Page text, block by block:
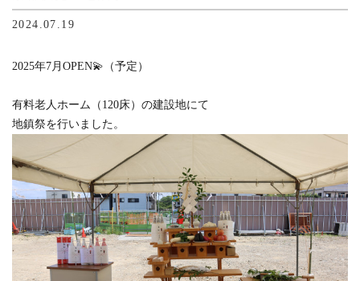
2024.07.19
2025年7月OPEN💫（予定）
有料老人ホーム（120床）の建設地にて
地鎮祭を行いました。